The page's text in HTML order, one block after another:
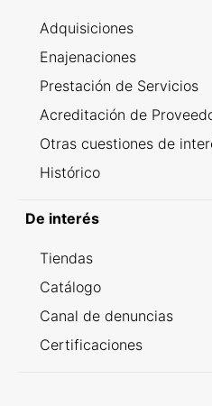
Adquisiciones
Enajenaciones
Prestación de Servicios
Acreditación de
Otras cuestiones de
Histórico
De interés
Tiendas
Catálogo
Canal de denuncias
Certificaciones